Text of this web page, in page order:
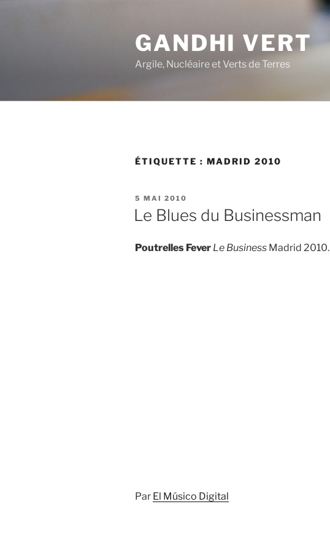
GANDHI VERT
Argile, Nucléaire et Verts de Terres
ÉTIQUETTE : MADRID 2010
PUBLIÉ
LE
5 MAI 2010
Le Blues du Businessman
Poutrelles Fever Le Business Madrid 2010.
Par El Músico Digital